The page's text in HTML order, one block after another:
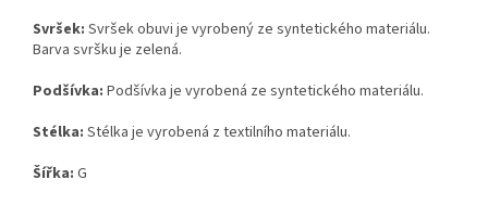
Svršek: Svršek obuvi je vyrobený ze syntetického materiálu.
Barva svršku je zelená.
Podšívka: Podšívka je vyrobená ze syntetického materiálu.
Stélka: Stélka je vyrobená z textilního materiálu.
Šířka: G